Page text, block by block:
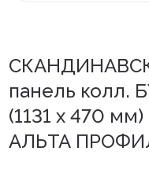
Листовые панели
Подоконники с
Напольные покрытия
панель
(1131 х 470
АЛЬТА